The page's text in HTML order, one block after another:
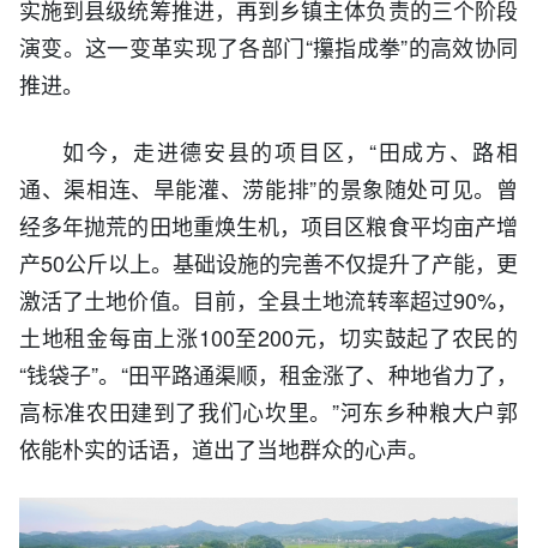
实施到县级统筹推进，再到乡镇主体负责的三个阶段
演变。这一变革实现了各部门“攥指成拳”的高效协同
推进。
如今，走进德安县的项目区，“田成方、路相
通、渠相连、旱能灌、涝能排”的景象随处可见。曾
经多年抛荒的田地重焕生机，项目区粮食平均亩产增
产50公斤以上。基础设施的完善不仅提升了产能，更
激活了土地价值。目前，全县土地流转率超过90%，
土地租金每亩上涨100至200元，切实鼓起了农民的
“钱袋子”。“田平路通渠顺，租金涨了、种地省力了，
高标准农田建到了我们心坎里。”河东乡种粮大户郭
依能朴实的话语，道出了当地群众的心声。